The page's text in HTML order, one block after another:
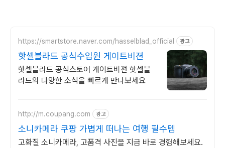
https://smartstore.naver.com/hasselblad_official 광고
핫셀블라드 공식수입원 게이트비젼
핫셀블라드 공식스토어 게이트비젼 핫셀블
라드의 다양한 소식을 빠르게 만나보세요
http://m.coupang.com 광고
소니카메라 쿠팡 가볍게 떠나는 여행 필수템
고화질 소니카메라, 고품격 사진을 지금 바로 경험해보세요.